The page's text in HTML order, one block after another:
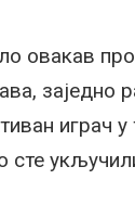
овакав
заједно
играч
сте